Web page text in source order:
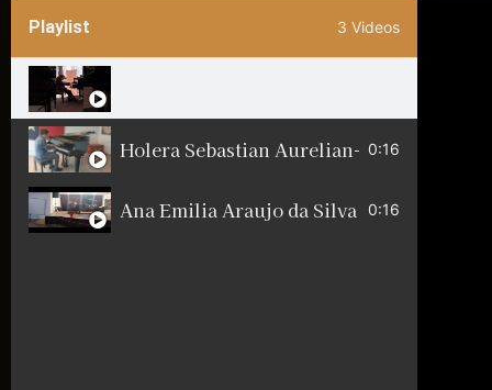
Playlist 3 Videos
0:16
Ana Emilia Araujo da Silva -Escola de
0:16